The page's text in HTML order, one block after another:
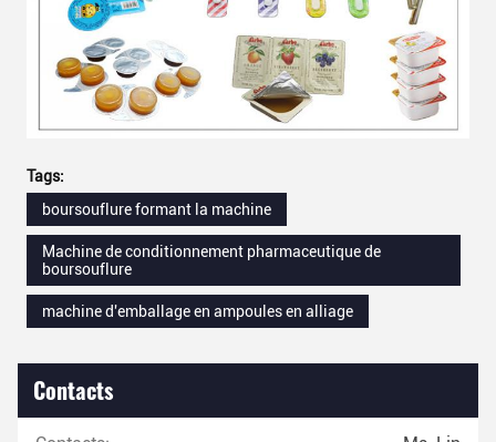
Tags:
boursouflure formant la machine
Machine de conditionnement pharmaceutique de
boursouflure
machine d'emballage en ampoules en alliage
Contacts